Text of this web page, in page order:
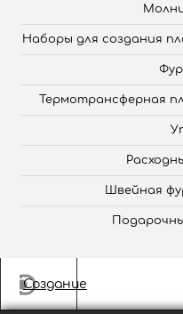
Наборы для создания
Термотрансферная
Швейная
Создание